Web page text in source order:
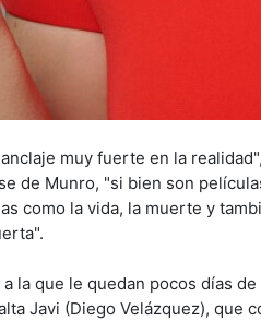
muy fuerte en la
de Munro, "si bien son
como la vida, la muerte y
la que le quedan pocos días
Javi (Diego Velázquez), que